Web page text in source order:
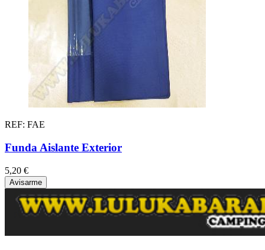
REF: FAE
Funda Aislante Exterior
5,20 €
Avisarme